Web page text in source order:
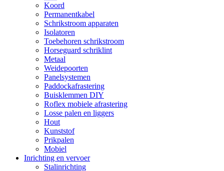
Koord
Permanentkabel
Schrikstroom apparaten
Isolatoren
Toebehoren schrikstroom
Horseguard schriklint
Metaal
Weidepoorten
Panelsystemen
Paddockafrastering
Buisklemmen DIY
Roflex mobiele afrastering
Losse palen en liggers
Hout
Kunststof
Prikpalen
Mobiel
Inrichting en vervoer
Stalinrichting